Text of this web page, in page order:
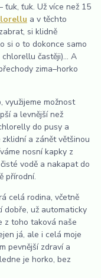
ťuk, ťuk. Už více než 15
a v těchto
si klidně
si o to dokonce samo
chlorellu častěji)… A
zima–horko
využijeme možnost
a levnější než
do pusy a
a zánět většinou
nosní kapky z
vodě a nakapat do
přírodní.
celá rodina, včetně
dobře, už automaticky
z toho taková naše
já, ale i celá moje
pevnější zdraví a
je horko, bez